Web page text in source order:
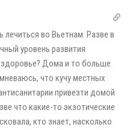
во Вьетнам. Разве в
уровень развития
Дома и то больше
что кучу местных
привезти домой
что какие-то экзотические
кто знает, насколько